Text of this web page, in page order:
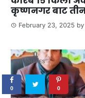
कृष्णनगर बाट
February 23, 2025 by
0
SHARES
0 0